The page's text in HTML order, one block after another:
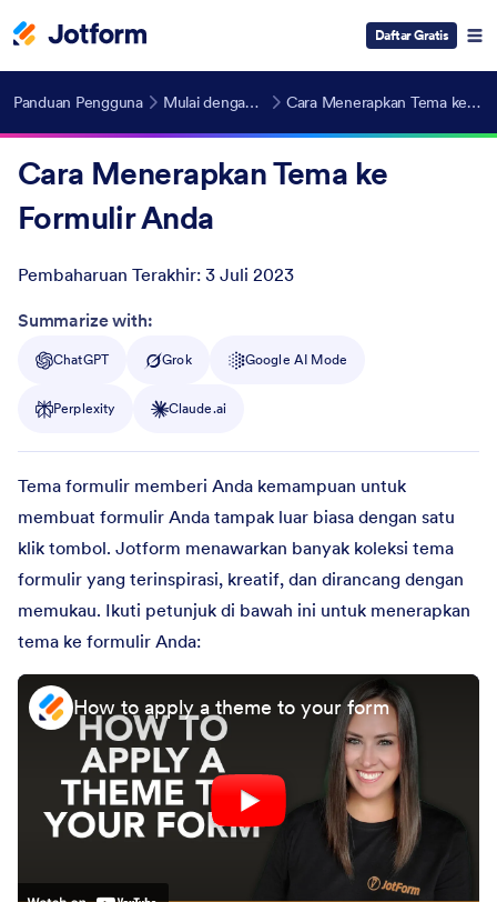
Daftar Gratis
Panduan Pengguna Mulai dengan Jotform Cara Menerapkan Tema ke Formulir Anda
Cara Menerapkan Tema ke
Formulir Anda
Pembaharuan Terakhir: 3 Juli 2023
Post ID
Summarize with:
ChatGPT Grok Google AI Mode
Perplexity Claude.ai
Tema formulir memberi Anda kemampuan untuk
membuat formulir Anda tampak luar biasa dengan satu
klik tombol. Jotform menawarkan banyak koleksi tema
formulir yang terinspirasi, kreatif, dan dirancang dengan
memukau. Ikuti petunjuk di bawah ini untuk menerapkan
tema ke formulir Anda:
How to apply a theme to your form